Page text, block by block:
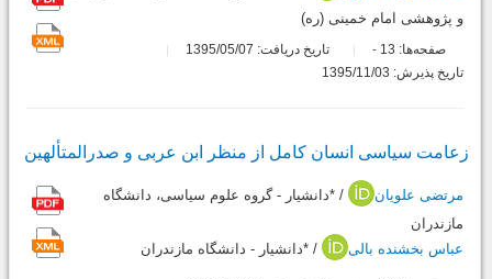
و پژوهشی امام خمینی (ره)
صفحه‌ها: 13
-
تاریخ دریافت: 1395/05/07
تاریخ پذیرش: 1395/11/03
زعامت سیاسى انسان کامل از منظر ابن عربى و صدرالمتألهین
مرتضی علویان
/ *دانشیار - گروه علوم سیاسی، دانشگاه
مازندران
عباس بخشنده بالی
/ *دانشیار - دانشگاه مازندران